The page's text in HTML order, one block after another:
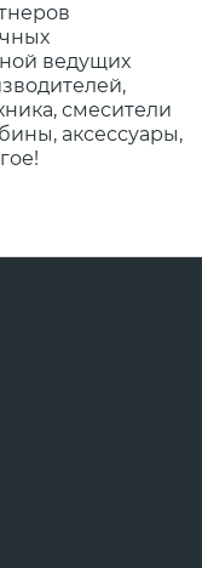
ведущих
смесители
аксессуары,